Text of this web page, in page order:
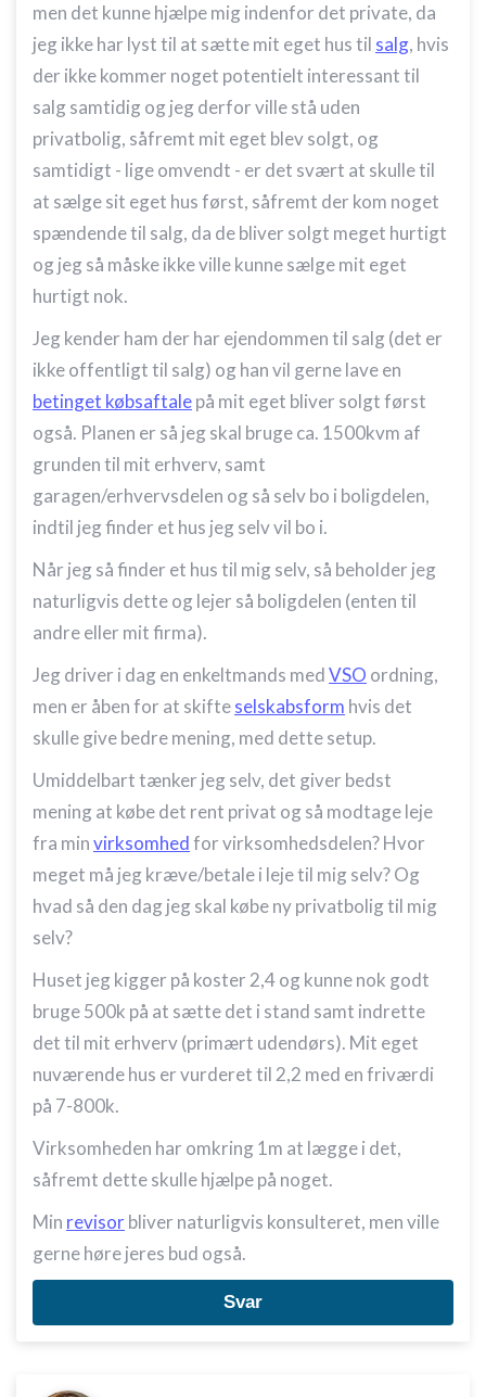
men det kunne hjælpe mig indenfor det private, da
jeg ikke har lyst til at sætte mit eget hus til salg, hvis
der ikke kommer noget potentielt interessant til
salg samtidig og jeg derfor ville stå uden
privatbolig, såfremt mit eget blev solgt, og
samtidigt - lige omvendt - er det svært at skulle til
at sælge sit eget hus først, såfremt der kom noget
spændende til salg, da de bliver solgt meget hurtigt
og jeg så måske ikke ville kunne sælge mit eget
hurtigt nok.
Jeg kender ham der har ejendommen til salg (det er
ikke offentligt til salg) og han vil gerne lave en
betinget købsaftalepå mit eget bliver solgt først
også. Planen er så jeg skal bruge ca. 1500kvm af
grunden til mit erhverv, samt
garagen/erhvervsdelen og så selv bo i boligdelen,
indtil jeg finder et hus jeg selv vil bo i.
Når jeg så finder et hus til mig selv, så beholder jeg
naturligvis dette og lejer så boligdelen (enten til
andre eller mit firma).
Jeg driver i dag en enkeltmands medVSO ordning,
men er åben for at skifteselskabsform hvis det
skulle give bedre mening, med dette setup.
Umiddelbart tænker jeg selv, det giver bedst
mening at købe det rent privat og så modtage leje
fra minvirksomhedfor virksomhedsdelen? Hvor
meget må jeg kræve/betale i leje til mig selv? Og
hvad så den dag jeg skal købe ny privatbolig til mig
selv?
Huset jeg kigger på koster 2,4 og kunne nok godt
bruge 500k på at sætte det i stand samt indrette
det til mit erhverv (primært udendørs). Mit eget
nuværende hus er vurderet til 2,2 med en friværdi
på 7-800k.
Virksomheden har omkring 1m at lægge i det,
såfremt dette skulle hjælpe på noget.
Min revisorbliver naturligvis konsulteret, men ville
gerne høre jeres bud også.
Svar